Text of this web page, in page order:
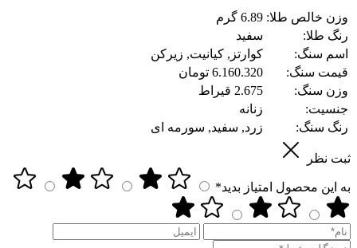
وزن خالص طلا: 6.89 گرم
رنگ طلا:
سفید
اسم سنگ:
کوارتز, کیانیت, زیرکن
قیمت سنگ:
6.160.320 تومان
وزن سنگ:
2.675 قیراط
جنسیت:
زنانه
رنگ سنگ:
زرد, سفید, سورمه ای
ثبت نظر
به این محصول امتیاز بدید*